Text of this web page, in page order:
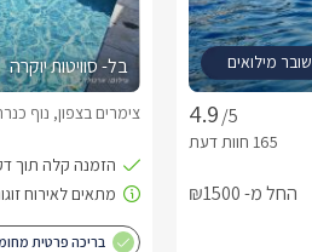
שובר מילואים
/5
החל מ- ₪1500
בל- סוויטות יוקרה
צימרים בצפון, נוף
בריכה פרטית